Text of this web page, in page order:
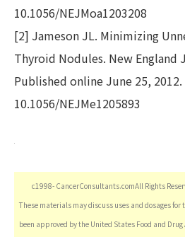
10.1056/NEJMoa1203208
[2] Jameson JL. Minimizing
Thyroid Nodules. New England
Published online June 25, 2012.
10.1056/NEJMe1205893
c1998- CancerConsultants.comAll Rights
These materials may discuss uses and dosages
been approved by the United States Food and